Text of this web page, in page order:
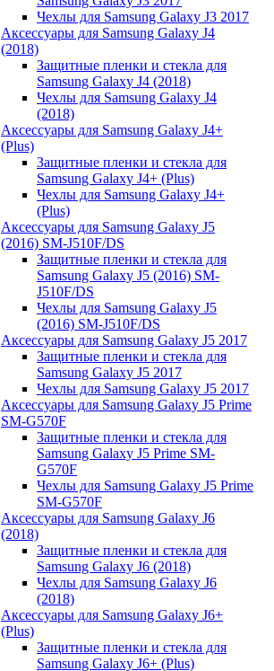
Чехлы для Samsung Galaxy J3 2017
Аксессуары для Samsung Galaxy J4
(2018)
Защитные пленки и стекла для
Samsung Galaxy J4 (2018)
Чехлы для Samsung Galaxy J4
(2018)
Аксессуары для Samsung Galaxy J4+
(Plus)
Защитные пленки и стекла для
Samsung Galaxy J4+ (Plus)
Чехлы для Samsung Galaxy J4+
(Plus)
Аксессуары для Samsung Galaxy J5
(2016) SM-J510F/DS
Защитные пленки и стекла для
Samsung Galaxy J5 (2016) SM-
J510F/DS
Чехлы для Samsung Galaxy J5
(2016) SM-J510F/DS
Аксессуары для Samsung Galaxy J5 2017
Защитные пленки и стекла для
Samsung Galaxy J5 2017
Чехлы для Samsung Galaxy J5 2017
Аксессуары для Samsung Galaxy J5 Prime
SM-G570F
Защитные пленки и стекла для
Samsung Galaxy J5 Prime SM-
G570F
Чехлы для Samsung Galaxy J5 Prime
SM-G570F
Аксессуары для Samsung Galaxy J6
(2018)
Защитные пленки и стекла для
Samsung Galaxy J6 (2018)
Чехлы для Samsung Galaxy J6
(2018)
Аксессуары для Samsung Galaxy J6+
(Plus)
Защитные пленки и стекла для
Samsung Galaxy J6+ (Plus)